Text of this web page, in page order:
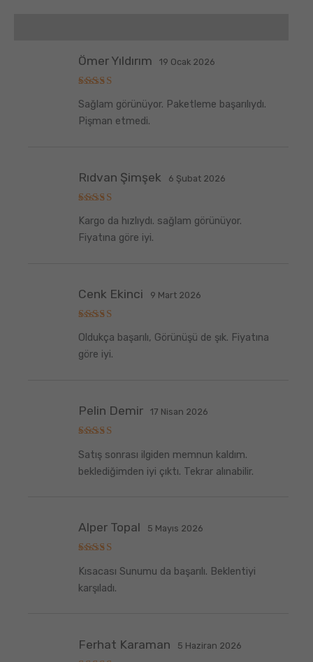
üzerinden
5oy aldı
Ömer Yıldırım 19 Ocak 2026
Sağlam görünüyor. Paketleme başarılıydı.
Pişman etmedi.
üzerinden
5oy aldı
Rıdvan Şimşek 6 Şubat 2026
Kargo da hızlıydı. sağlam görünüyor.
Fiyatına göre iyi.
üzerinden
oy aldı
Cenk Ekinci 9 Mart 2026
Oldukça başarılı, Görünüşü de şık. Fiyatına
göre iyi.
üzerinden
5
oy aldı
Pelin Demir 17 Nisan 2026
Satış sonrası ilgiden memnun kaldım.
beklediğimden iyi çıktı. Tekrar alınabilir.
üzerinden
5
oy aldı
Alper Topal 5 Mayıs 2026
Kısacası Sunumu da başarılı. Beklentiyi
karşıladı.
Ferhat Karaman 5 Haziran 2026